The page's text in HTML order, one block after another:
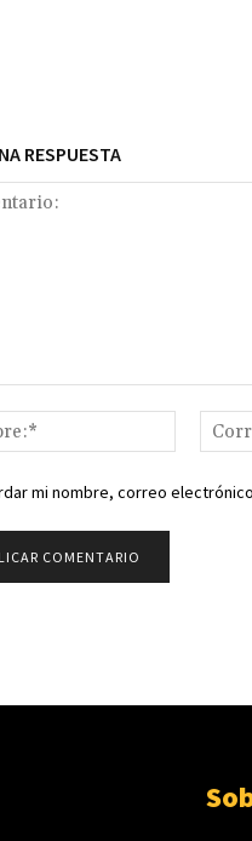
RESPUESTA
Nombre:*
mi nombre, correo